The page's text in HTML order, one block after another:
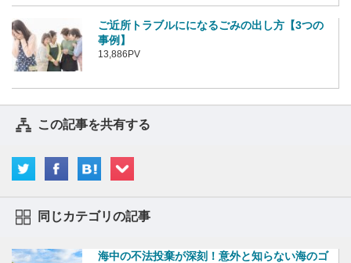
ご近所トラブルにになるごみの出し方【3つの
事例】
13,886PV
この記事を共有する
同じカテゴリの記事
海中の不法投棄が深刻！意外と知らない海のゴ